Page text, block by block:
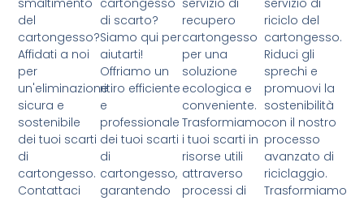
del
cartongesso?
Affidati a noi
per
un'eliminazione
sicura e
sostenibile
dei tuoi scarti
di
cartongesso.
Contattaci
di scarto?
Siamo qui per
aiutarti!
Offriamo un
ritiro efficiente
e
professionale
dei tuoi scarti
di
cartongesso,
garantendo
recupero
cartongesso
per una
soluzione
ecologica e
conveniente.
Trasformiamo
i tuoi scarti in
risorse utili
attraverso
processi di
riciclo del
cartongesso.
Riduci gli
sprechi e
promuovi la
sostenibilità
con il nostro
processo
avanzato di
riciclaggio.
Trasformiamo